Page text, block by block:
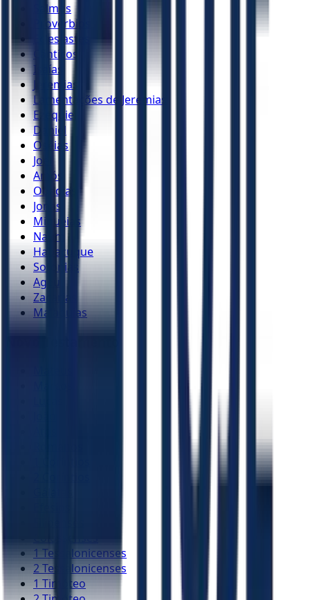
Salmos
Provérbios
Eclesiastes
Cânticos
Isaías
Jeremias
Lamentações de Jeremias
Ezequiel
Daniel
Oséias
Joel
Amós
Obadias
Jonas
Miquéias
Naum
Habacuque
Sofonias
Ageu
Zacarias
Malaquias
1 Tessalonicenses
2 Tessalonicenses
1 Timóteo